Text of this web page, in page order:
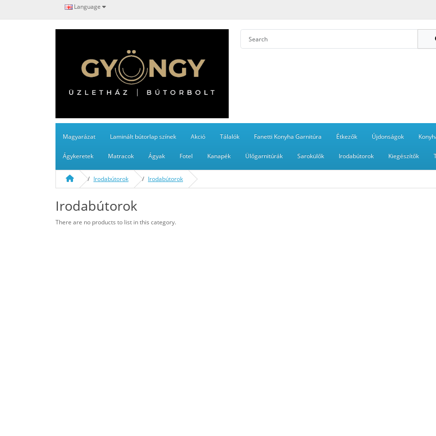
Language
Magyarázat Laminált bútorlap színek Akció Tálalók Fanetti Konyha Garnitúra Étkezők Újdonságok
Ágykeretek Matracok Ágyak Fotel Kanapék Ülőgarnitúrák Sarokülők Irodabútorok Kiegészítők
Irodabútorok Irodabútorok
Irodabútorok
There are no products to list in this category.